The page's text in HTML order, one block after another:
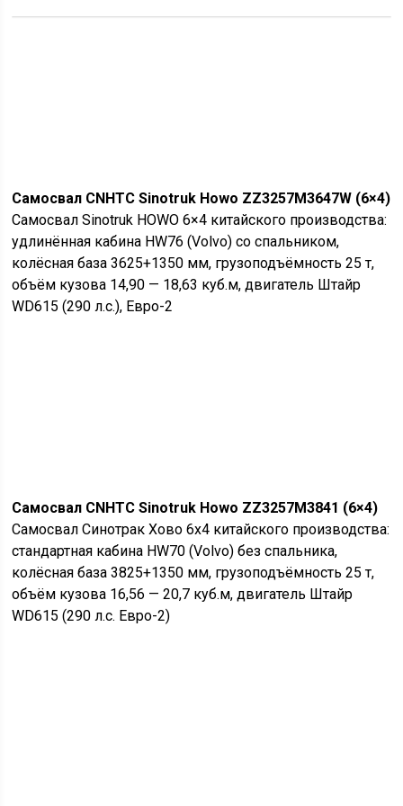
Самосвал CNHTC Sinotruk Howo ZZ3257M3647W (6×4)
Самосвал Sinotruk HOWO 6×4 китайского производства:
удлинённая кабина HW76 (Volvo) со спальником,
колёсная база 3625+1350 мм, грузоподъёмность 25 т,
объём кузова 14,90 — 18,63 куб.м, двигатель Штайр
WD615 (290 л.с.), Евро-2
Самосвал CNHTC Sinotruk Howo ZZ3257M3841 (6×4)
Самосвал Синотрак Хово 6х4 китайского производства:
стандартная кабина HW70 (Volvo) без спальника,
колёсная база 3825+1350 мм, грузоподъёмность 25 т,
объём кузова 16,56 — 20,7 куб.м, двигатель Штайр
WD615 (290 л.с. Евро-2)